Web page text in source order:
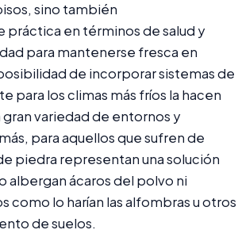
sino también
en términos de salud y
para mantenerse fresca en
de incorporar sistemas de
para los climas más fríos la hacen
gran variedad de entornos y
para aquellos que sufren de
piedra representan una solución
albergan ácaros del polvo ni
como lo harían las alfombras u otros
de suelos.